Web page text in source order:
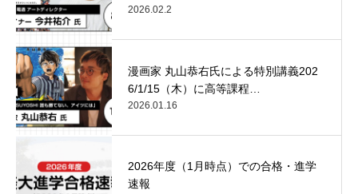
2026.02.2
漫画家 丸山恭右氏による特別講義202
6/1/15（木）に高等課程…
2026.01.16
2026年度（1月時点）での合格・進学
速報